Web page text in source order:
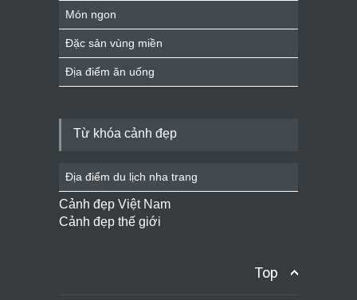
Món ngon
Đặc sản vùng miền
Địa điểm ăn uống
Từ khóa cảnh đẹp
Địa điểm du lịch nha trang
Cảnh đẹp Việt Nam
Cảnh đẹp thế giới
Top